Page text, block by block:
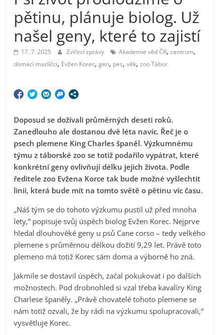
pětinu, plánuje biolog. Už
našel geny, které to zajistí
17. 7. 2025 Zvířecí zprávy Akademie věd ČR,centrum,
domácí mazlíčci, Evžen Korec,gen, pes,věk,zoo Tábor
Doposud se dožívali průměrných deseti roků.
Zanedlouho ale dostanou dvě léta navíc. Řeč je o
psech plemene King Charles španěl. Výzkumnému
týmu z táborské zoo se totiž podařilo vypátrat, které
konkrétní geny ovlivňují délku jejich života. Podle
ředitele zoo Evžena Korce tak bude možné vyšlechtit
linii, která bude mít na tomto světě o pětinu víc času.
„Náš tým se do tohoto výzkumu pustil už před mnoha
lety,“ popisuje svůj úspěch biolog Evžen Korec. Nejprve
hledal dlouhověké geny u psů Cane corso – tedy velkého
plemene s průměrnou délkou dožití 9,29 let. Právě toto
plemeno má totiž Korec sám doma a výborně ho zná.
Jakmile se dostavil úspěch, začal pokukovat i po dalších
možnostech. Pod drobnohled si vzal třeba kavalíry King
Charlese španěly. „Právě chovatelé tohoto plemene se
nám totiž ozvali, že by rádi na výzkumu spolupracovali,“
vysvětluje Korec.